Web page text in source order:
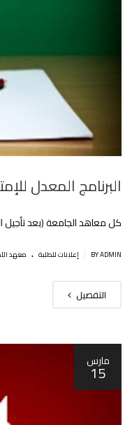
البرنامج المعدل
كل معاهد الجامعة (بعد تأجيل
BY ADMIN إعلانات للطلبة . معهد
التفصيل
مارس
15